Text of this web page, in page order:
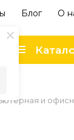
Блог О
и